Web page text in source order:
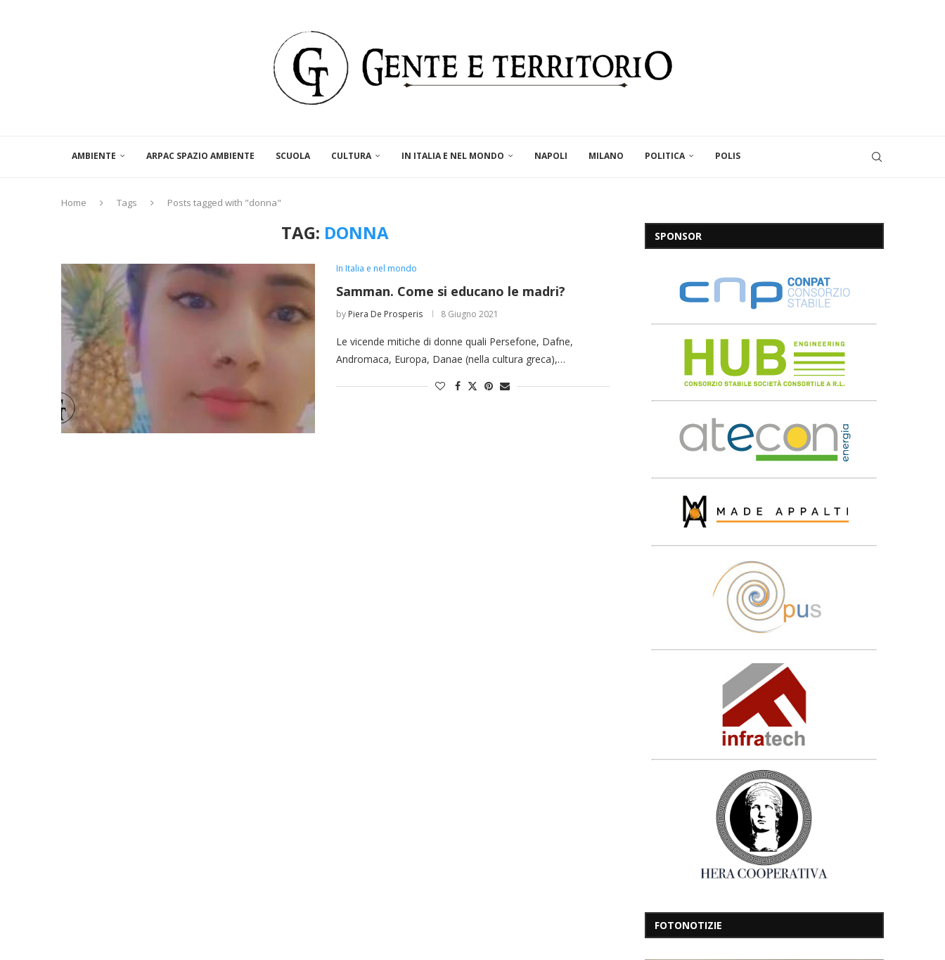
AMBIENTE ARPAC SPAZIO AMBIENTE SCUOLA CULTURA IN ITALIA E NEL MONDO NAPOLI MILANO POLITICA POLIS
Home Tags Posts tagged with "donna"
TAG: DONNA
In Italia e nel mondo
Samman. Come si educano le madri?
by Piera De Prosperis 8 Giugno 2021
Le vicende mitiche di donne quali Persefone, Dafne,
Andromaca, Europa, Danae (nella cultura greca),…
SPONSOR
FOTONOTIZIE